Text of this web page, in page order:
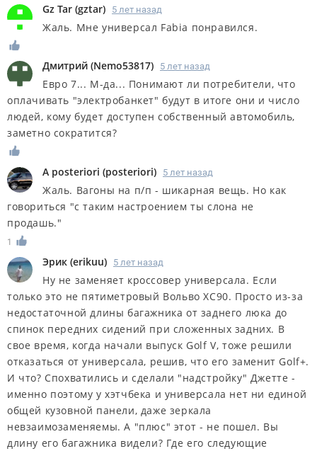
Gz Tar (gztar) 5 лет назад
Жаль. Мне универсал Fabia понравился.
Дмитрий (Nemo53817) 5 лет назад
Евро 7... М-да... Понимают ли потребители, что
оплачивать "электробанкет" будут в итоге они и число
людей, кому будет доступен собственный автомобиль,
заметно сократится?
A posteriori (posteriori) 5 лет назад
Жаль. Вагоны на п/п - шикарная вещь. Но как
говориться "с таким настроением ты слона не
продашь."
1
Эрик (erikuu) 5 лет назад
Ну не заменяет кроссовер универсала. Если
только это не пятиметровый Вольво ХС90. Просто из-за
недостаточной длины багажника от заднего люка до
спинок передних сидений при сложенных задних. В
свое время, когда начали выпуск Golf V, тоже решили
отказаться от универсала, решив, что его заменит Golf+.
И что? Спохватились и сделали "надстройку" Джетте -
именно поэтому у хэтчбека и универсала нет ни единой
общей кузовной панели, даже зеркала
невзаимозаменяемы. А "плюс" этот - не пошел. Вы
длину его багажника видели? Где его следующие